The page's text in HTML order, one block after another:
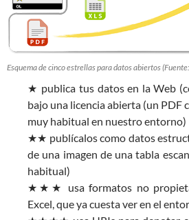
Esquema de cinco estrellas para datos abiertos
★ publica tus datos en la Web
bajo una licencia abierta (un PDF
muy habitual en nuestro entorno)
★★ publícalos como datos
de una imagen de una tabla
habitual)
★★★ usa formatos no
Excel, que ya cuesta ver en el